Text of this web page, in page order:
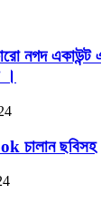
নগদ
।
চালান ছবিসহ